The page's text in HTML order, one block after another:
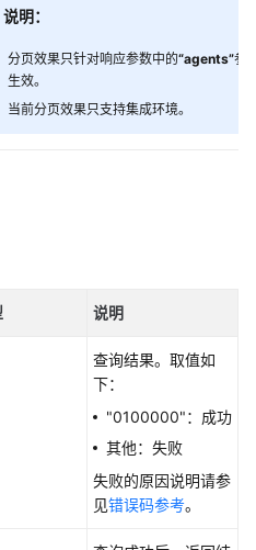
说明：
分页效果只针对响应参数中的“agents”参
生效。
当前分页效果只支持集成环境。
说明
查询结果。取值如
下：
"0100000"：成功
其他：失败
失败的原因说明请参
见错误码参考。